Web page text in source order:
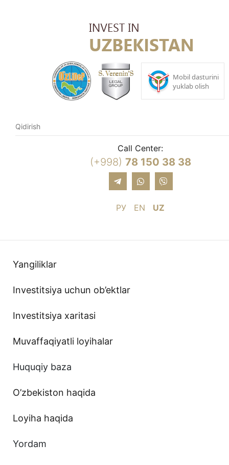
Call Center:
(+998) 78 150 38 38
РУ EN UZ
Yangiliklar
Investitsiya uchun ob’ektlar
Investitsiya xaritasi
Muvaffaqiyatli loyihalar
Huquqiy baza
O’zbekiston haqida
Loyiha haqida
Yordam